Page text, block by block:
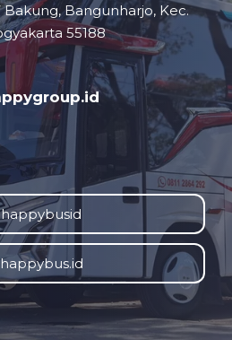
Bangunharjo, Kec.
55188
happybusid
happybus.id